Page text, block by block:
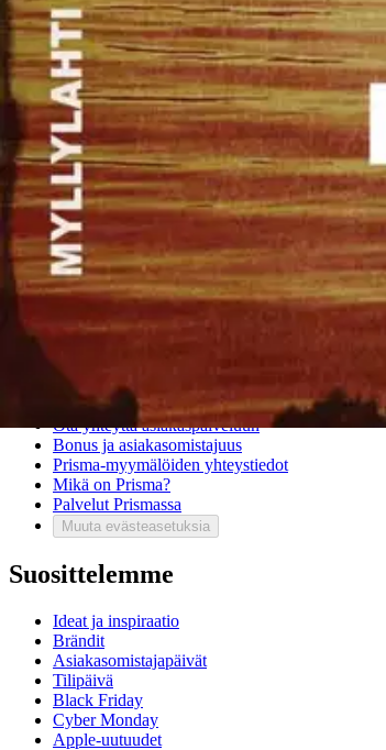
Ohjeet
Ensitilaajan pikaopas
Myymälänouto
Palautukset
Reklamaatio
Takuu ja huolto
Toimitustavat
Maksutavat
Asennuspalvelut
Tilaus- ja toimitusehdot
Käyttöehdot
Tietosuojakäytäntö
Saavutettavuus
Vastuullisuus
Sivukartta
Asiakaspalvelu
Usein kysytyt kysymykset
Ota yhteyttä asiakaspalveluun
Bonus ja asiakasomistajuus
Prisma-myymälöiden yhteystiedot
Mikä on Prisma?
Palvelut Prismassa
Muuta evästeasetuksia
Suosittelemme
Ideat ja inspiraatio
Brändit
Asiakasomistajapäivät
Tilipäivä
Black Friday
Cyber Monday
Apple-uutuudet